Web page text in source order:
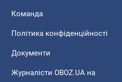
Команда
Політика конфіденційності
Документи
Журналісти OBOZ.UA на